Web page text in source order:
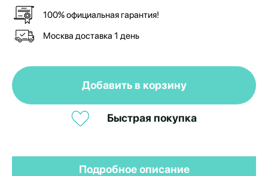
100% официальная гарантия!
Москва доставка 1 день
Добавить в корзину
Быстрая покупка
Подробное описание